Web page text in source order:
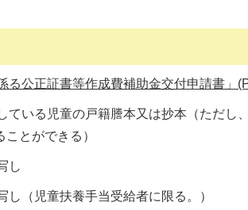
る公正証書等作成費補助金交付申請書」
ている児童の戸籍謄本又は抄本（ただし
とができる）
し
し（児童扶養手当受給者に限る。）